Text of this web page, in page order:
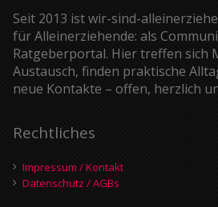
Seit 2013 ist wir-sind-
für Alleinerziehende: als
Ratgeberportal. Hier treffen sich
Austausch, finden praktische
neue Kontakte – offen, herzlich
Rechtliches
Impressum / Kontakt
Datenschutz / AGBs